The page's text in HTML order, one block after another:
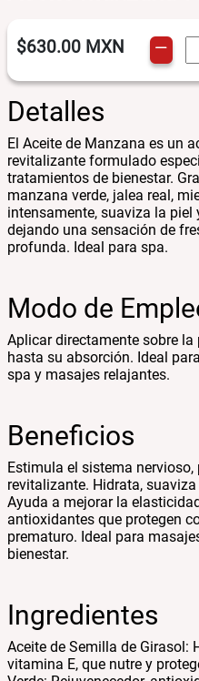
$630.00 MXN
Detalles
El Aceite de Manzana es un
revitalizante formulado
tratamientos de bienestar.
manzana verde, jalea real,
intensamente, suaviza la
dejando una sensación de
profunda. Ideal para spa.
Modo de
Aplicar directamente sobre
hasta su absorción. Ideal
spa y masajes relajantes.
Beneficios
Estimula el sistema
revitalizante. Hidrata,
Ayuda a mejorar la
antioxidantes que protegen
prematuro. Ideal para
bienestar.
Ingredientes
Aceite de Semilla de Girasol:
vitamina E, que nutre y